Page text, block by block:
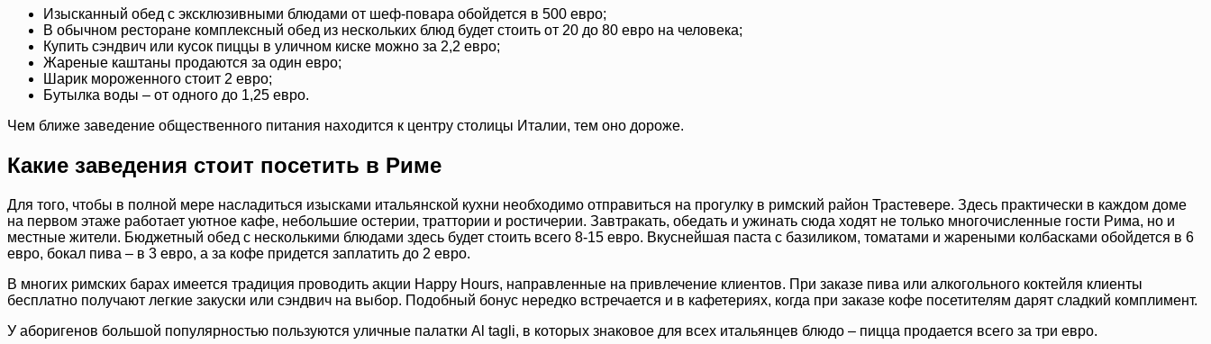
Изысканный обед с эксклюзивными блюдами от шеф-повара обойдется в 500 евро;
В обычном ресторане комплексный обед из нескольких блюд будет стоить от 20 до 80 евро на человека;
Купить сэндвич или кусок пиццы в уличном киске можно за 2,2 евро;
Жареные каштаны продаются за один евро;
Шарик мороженного стоит 2 евро;
Бутылка воды – от одного до 1,25 евро.
Чем ближе заведение общественного питания находится к центру столицы Италии, тем оно дороже.
Какие заведения стоит посетить в Риме
Для того, чтобы в полной мере насладиться изысками итальянской кухни необходимо отправиться на прогулку в римский район Трастевере. Здесь практически в каждом доме
на первом этаже работает уютное кафе, небольшие остерии, траттории и ростичерии. Завтракать, обедать и ужинать сюда ходят не только многочисленные гости Рима, но и
местные жители. Бюджетный обед с несколькими блюдами здесь будет стоить всего 8-15 евро. Вкуснейшая паста с базиликом, томатами и жареными колбасками обойдется в 6
евро, бокал пива – в 3 евро, а за кофе придется заплатить до 2 евро.
В многих римских барах имеется традиция проводить акции Happy Hours, направленные на привлечение клиентов. При заказе пива или алкогольного коктейля клиенты
бесплатно получают легкие закуски или сэндвич на выбор. Подобный бонус нередко встречается и в кафетериях, когда при заказе кофе посетителям дарят сладкий комплимент.
У аборигенов большой популярностью пользуются уличные палатки Al tagli, в которых знаковое для всех итальянцев блюдо – пицца продается всего за три евро.